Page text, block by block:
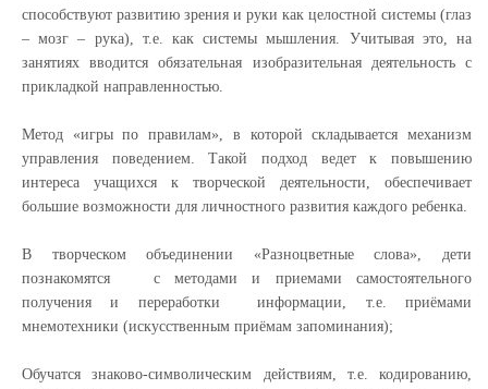
способствуют развитию зрения и руки как целостной системы (глаз
– мозг – рука), т.е. как системы мышления. Учитывая это, на
занятиях вводится обязательная изобразительная деятельность с
прикладкой направленностью.
Метод «игры по правилам», в которой складывается механизм
управления поведением. Такой подход ведет к повышению
интереса учащихся к творческой деятельности, обеспечивает
большие возможности для личностного развития каждого ребенка.
В творческом объединении «Разноцветные слова», дети
познакомятся с методами и приемами самостоятельного
получения и переработки информации, т.е. приёмами
мнемотехники (искусственным приёмам запоминания);
Обучатся знаково-символическим действиям, т.е. кодированию,